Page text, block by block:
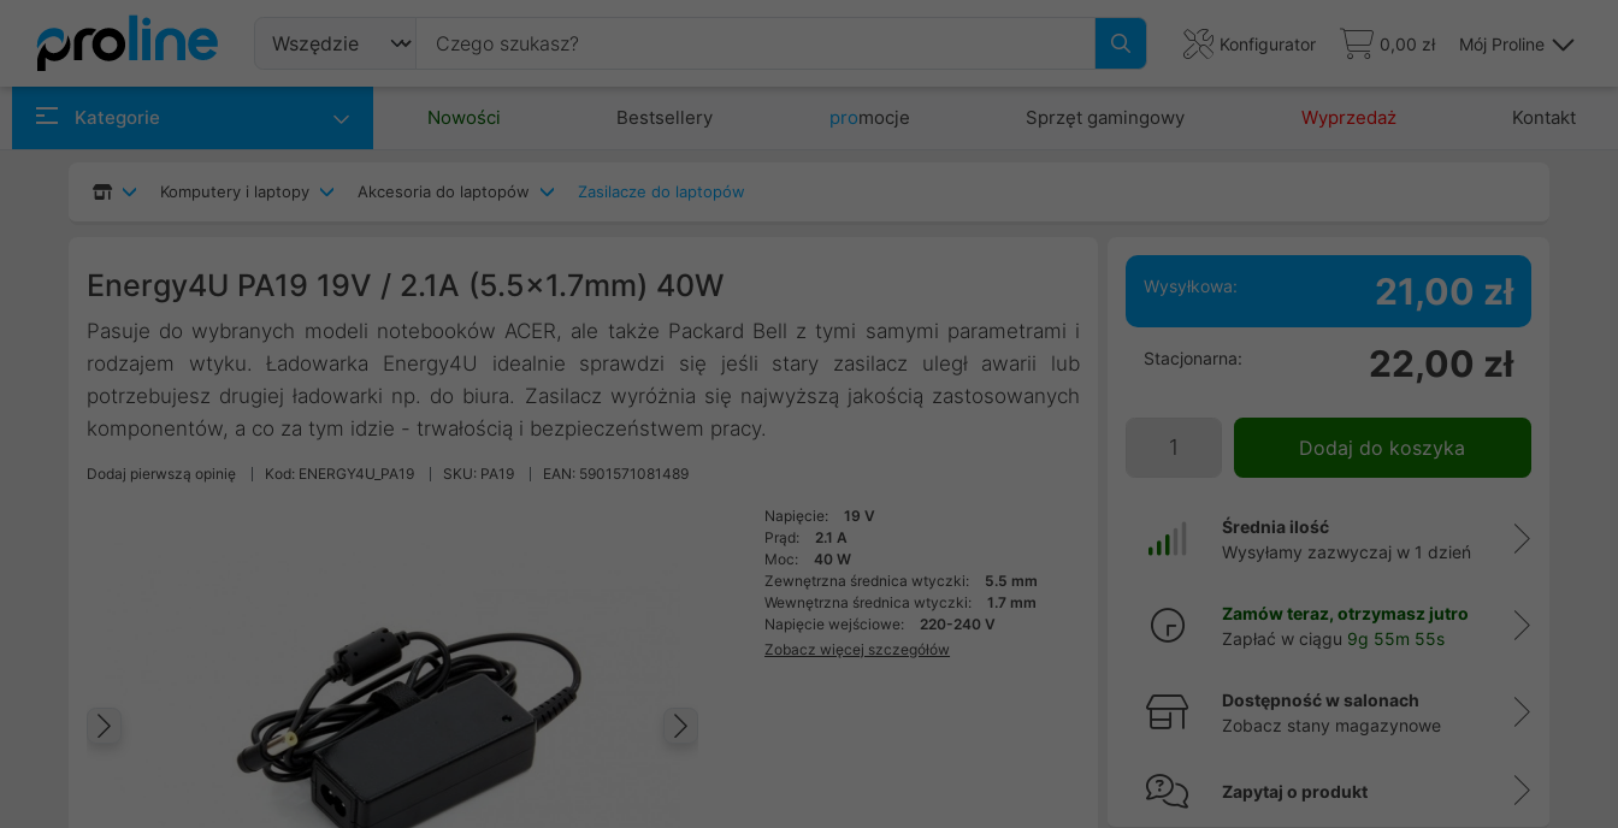
Konfigurator 0,00 zł Mój Proline
Kategorie Nowości Bestsellery promocje Sprzęt gamingowy Wyprzedaż Kontakt
Komputery i laptopy Akcesoria do laptopów Zasilacze do laptopów
Energy4U PA19 19V / 2.1A (5.5x1.7mm) 40W
Pasuje do wybranych modeli notebooków ACER, ale także Packard Bell z tymi samymi parametrami i
rodzajem wtyku. Ładowarka Energy4U idealnie sprawdzi się jeśli stary zasilacz uległ awarii lub
potrzebujesz drugiej ładowarki np. do biura. Zasilacz wyróżnia się najwyższą jakością zastosowanych
komponentów, a co za tym idzie - trwałością i bezpieczeństwem pracy.
Dodaj pierwszą opinię Kod: ENERGY4U_PA19 SKU: PA19 EAN: 5901571081489
Poprzedni
Napięcie:
19 V
Prąd:
2.1 A
Moc:
40 W
Zewnętrzna średnica wtyczki:
5.5 mm
Wewnętrzna średnica wtyczki:
1.7 mm
Napięcie wejściowe:
220-240 V
Zobacz więcej szczegółów
Wysyłkowa: 21,00 zł
Stacjonarna: 22,00 zł
Dodaj do koszyka
Średnia ilość
Wysyłamy zazwyczaj w 1 dzień
Zamów teraz, otrzymasz jutro
Zapłać w ciągu 9g 55m 54s
Dostępność w salonach
Zobacz stany magazynowe
Zapytaj o produkt